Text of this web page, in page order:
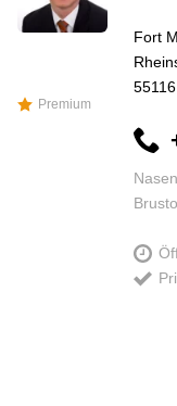
Premium
Fort
55116